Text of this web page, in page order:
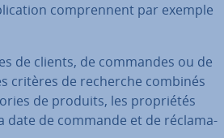
com­pren­nent par exemple
de clients, de commandes ou de
critères de recherche combinés
de produits, les pro­prié­tés
date de commande et de ré­cla­ma­